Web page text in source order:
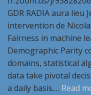
GDR RADIA aura lieu
intervention de
Fairness in machine
Demographic Parity
domains, statistical
data take pivotal
a daily basis.… Read